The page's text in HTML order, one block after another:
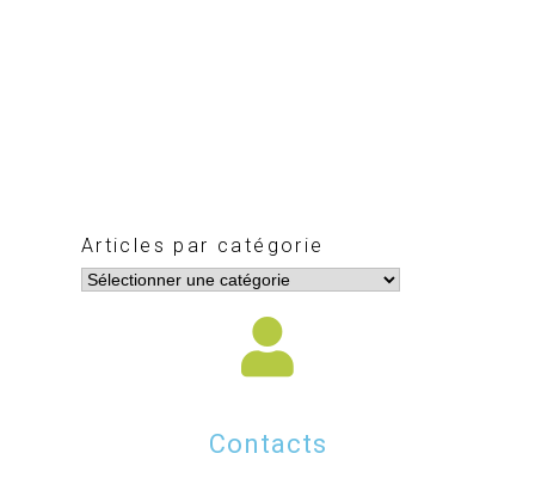
Articles par catégorie
Contacts